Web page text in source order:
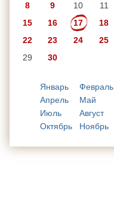
8
9 10 11
15
16 17 18
22
23 24 25
29
30
Январь Февраль
Апрель
Май
Июль
Август
Октябрь
Ноябрь